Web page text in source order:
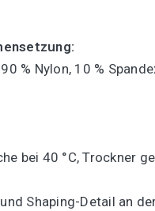
% Nylon, 10 %
bei 40 °C, Trockner
Shaping-Detail an